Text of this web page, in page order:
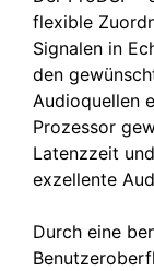
flexible
Signalen in
den
Audioquellen
Prozessor
Latenzzeit
exzellente
Durch eine